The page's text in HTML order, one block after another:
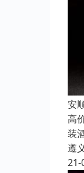
安
高
装
遵
21-